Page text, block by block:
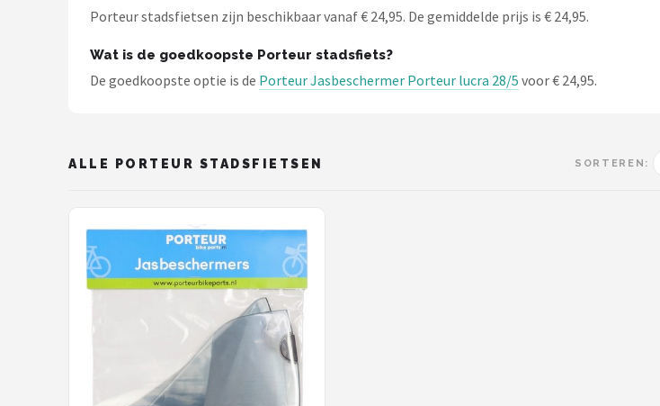
Voltano
Shimano
Porteur stadsfietsen zijn beschikbaar vanaf € 24,95. De gemiddelde prijs is € 24,95.
Wat is de goedkoopste Porteur stadsfiets?
De goedkoopste optie is de Porteur Jasbeschermer Porteur lucra 28/5 voor € 24,95.
ALLE PORTEUR STADSFIETSEN SORTEREN: